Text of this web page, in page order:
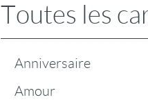
Toutes les
Anniversaire
Amour